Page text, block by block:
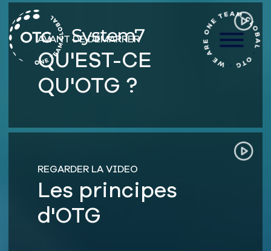
Aller
contenuAVANT DE DÉMARRER
QU'EST-CE
QU'OTG ?
REGARDER LA VIDEO
Les principes
d'OTG